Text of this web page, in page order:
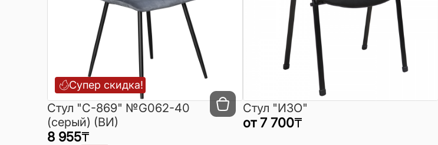
Супер скидка!
Cтул "C-869" №G062-40
(серый) (ВИ)
8 955₸
Стул "ИЗО"
от 7 700₸